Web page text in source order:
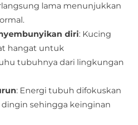
lama menunjukkan
diri: Kucing
hangat untuk
tubuhnya dari lingkungan
: Energi tubuh difokuskan
sehingga keinginan